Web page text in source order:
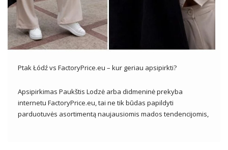
Ptak Łódź vs FactoryPrice.eu – kur geriau apsipirkti?
Apsipirkimas Paukštis Lodzė arba didmeninė prekyba
internetu FactoryPrice.eu, tai ne tik būdas papildyti
parduotuvės asortimentą naujausiomis mados tendencijomis,